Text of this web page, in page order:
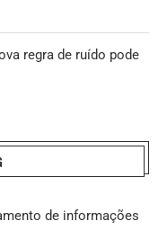
regra de ruído pode
de informações